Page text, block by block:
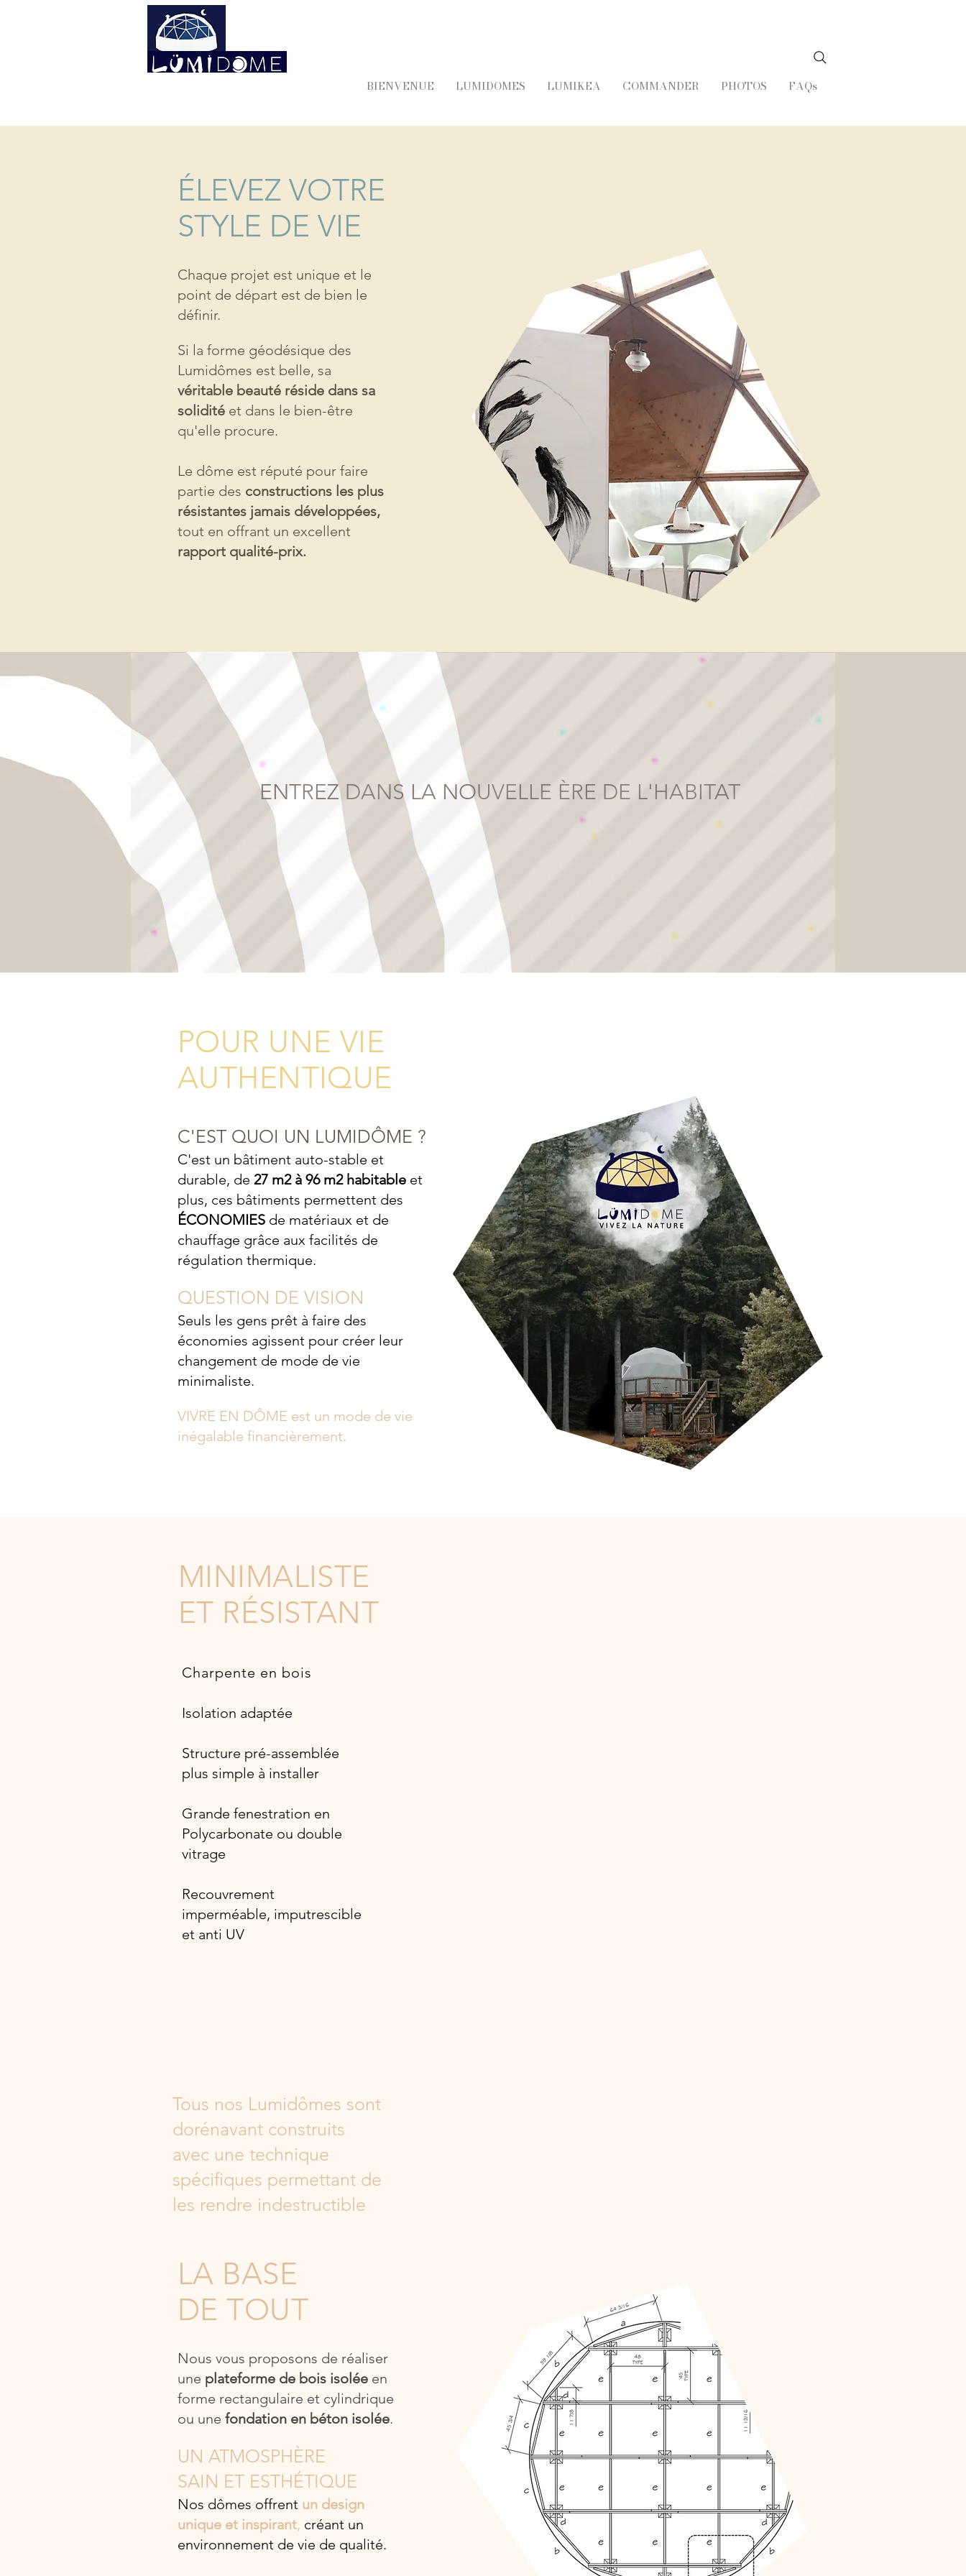
BIENVENUE LUMIDOMES LUMIKEA COMMANDER PHOTOS FAQs
ÉLEVEZ VOTRE
STYLE DE VIE
Chaque projet est unique et le
point de départ est de bien le
définir.
Si la forme géodésique des
Lumidômes est belle, sa
véritable beauté réside dans sa
solidité et dans le bien-être
qu'elle procure.
Le dôme est réputé pour faire
partie des constructions les plus
résistantes jamais développées,
tout en offrant un excellent
rapport qualité-prix.
ENTREZ DANS LA NOUVELLE ÈRE DE L'HABITAT
POUR UNE VIE
AUTHENTIQUE
C'EST QUOI UN LUMIDÔME ?
C'est un bâtiment auto-stable et
durable, de 27 m2 à 96 m2 habitable et
plus, ces bâtiments permettent des
ÉCONOMIES de matériaux et de
chauffage grâce aux facilités de
régulation thermique.
QUESTION DE VISION
Seuls les gens prêt à faire des
économies agissent pour créer leur
changement de mode de vie
minimaliste.
VIVRE EN DÔME est un mode de vie
inégalable financièrement.
MINIMALISTE
ET RÉSISTANT
Charpente en bois
Isolation adaptée
Structure pré-assemblée
plus simple à installer
Grande fenestration en
Polycarbonate ou double
vitrage
Recouvrement
imperméable, imputrescible
et anti UV
Tous nos Lumidômes sont
dorénavant construits
avec une technique
spécifiques permettant de
les rendre indestructible
LA BASE
DE TOUT
Nous vous proposons de réaliser
une plateforme de bois isolée en
forme rectangulaire et cylindrique
ou une fondation en béton isolée.
UN ATMOSPHÈRE
SAIN ET ESTHÉTIQUE
Nos dômes offrent un design
unique et inspirant, créant un
environnement de vie de qualité.